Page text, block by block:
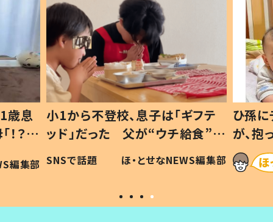
歳息
？」
編集部
小1から不登校、息子は「ギフテ
ッド」だった 父が“ウチ給食”を
作り続ける理由とは #令和の親
#令和の子
SNSで話題 ほ・とせなNEWS編集部
ひ孫
が、
「涙が
い」